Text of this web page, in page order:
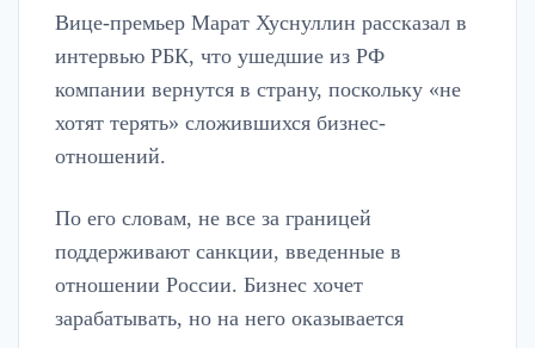
Вице-премьер Марат Хуснуллин рассказал в
интервью РБК, что ушедшие из РФ
компании вернутся в страну, поскольку «не
хотят терять» сложившихся бизнес-
отношений.
По его словам, не все за границей
поддерживают санкции, введенные в
отношении России. Бизнес хочет
зарабатывать, но на него оказывается